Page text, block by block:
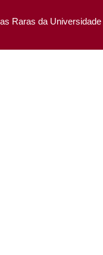
Raras da Universidade